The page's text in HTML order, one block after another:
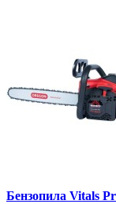
Бензопила Vitals